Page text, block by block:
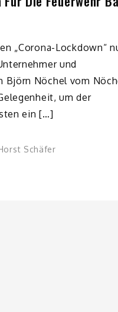
„Corona-Lockdown“
und
Björn Nöchel vom
um der
ein […]
Schäfer